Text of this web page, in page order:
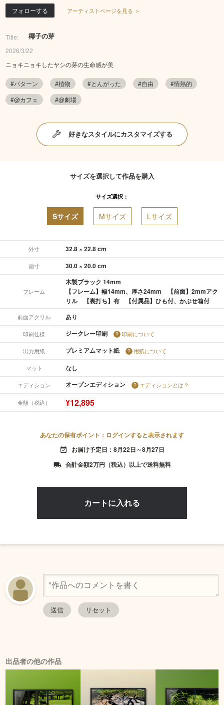
フォローする アーティストページを見る ＞
Title: 椰子の芽
2026/3/22
ニョキニョキしたヤシの芽の生命感が美
#パターン #植物 #とんがった #自由
#情熱的
#@カフェ
#@劇場
好きなスタイルにカスタマイズする
サイズを選択して作品を購入
サイズ選択：
Sサイズ Mサイズ Lサイズ
外寸 32.8 × 22.8 cm
画寸 30.0 × 20.0 cm
フレーム
木製ブラック 14mm
【フレーム】幅14mm、厚さ24mm 【前面】2mmアク
リル 【裏打ち】有 【付属品】ひも付、かぶせ箱付
前面アクリル あり
印刷仕様 ジークレー印刷 印刷について
出力用紙 プレミアムマット紙 用紙について
マット なし
エディション オープンエディション エディションとは？
金額（税込） ¥12,895
あなたの保有ポイント：ログインすると表示されます
event_available お届け予定日：8月22日～8月27日
local_shipping 合計金額2万円（税込）以上で送料無料
出品者の他の作品